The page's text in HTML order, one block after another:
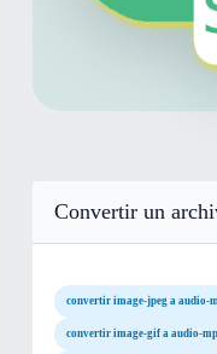
Convertir un
convertir image-jpeg a audio-
convertir image-gif a audio-